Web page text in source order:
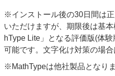
※インストール後の30日間は
いただけますが、期限後は基
hType Lite」となる評価版(体
可能です。文字化け対策の場合
※MathTypeは他社製品となりま